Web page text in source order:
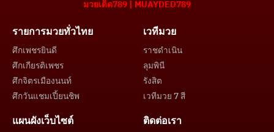
มวยเด็ด789 | MUAYDED789
รายการมวยทั่วไทย
ศึกเพชรยินดี
ศึกเกียรติเพชร
ศึกจิตรเมืองนนท์
ศึกวันแชมเปี้ยนชิพ
เวทีมวย
ราชดำเนิน
ลุมพินี
รังสิต
เวทีมวย 7 สี
แผนผังเว็บไซต์ ติดต่อเรา